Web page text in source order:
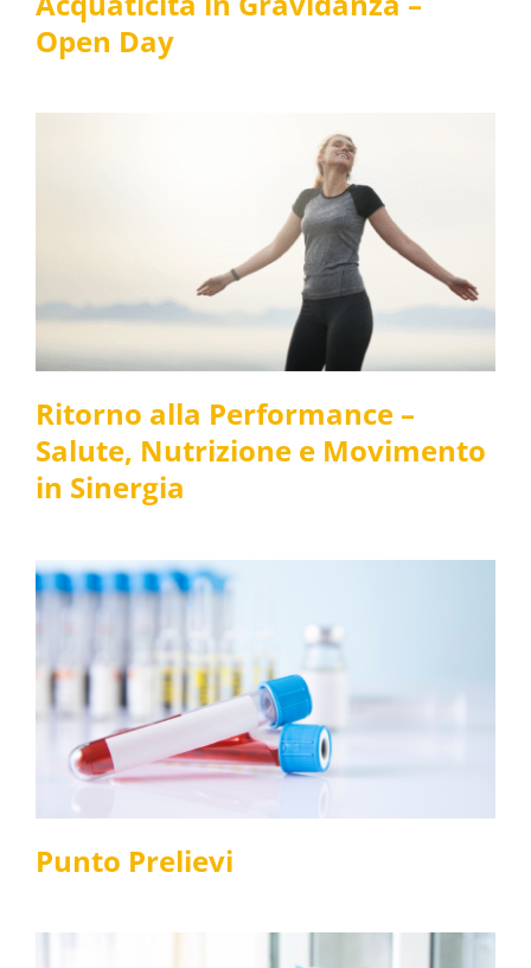
Open Day
Ritorno alla
Performance – Salute,
Nutrizione e Movimento
in Sinergia
News e media
Ritorno alla Performance –
Salute, Nutrizione e Movimento
in Sinergia
Punto Prelievi
News e media
Punto Prelievi